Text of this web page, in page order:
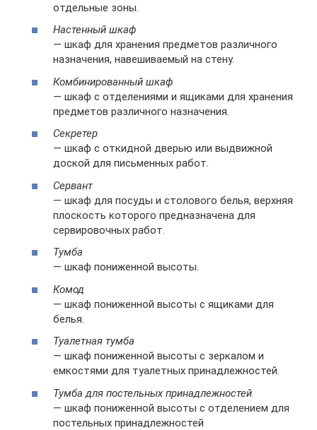
отдельные зоны.
Настенный шкаф
— шкаф для хранения предметов различного
назначения, навешиваемый на стену.
Комбинированный шкаф
— шкаф с отделениями и ящиками для хранения
предметов различного назначения.
Секретер
— шкаф с откидной дверью или выдвижной
доской для письменных работ.
Сервант
— шкаф для посуды и столового белья, верхняя
плоскость которого предназначена для
сервировочных работ.
Тумба
— шкаф пониженной высоты.
Комод
— шкаф пониженной высоты с ящиками для
белья.
Туалетная тумба
— шкаф пониженной высоты с зеркалом и
емкостями для туалетных принадлежностей.
Тумба для постельных принадлежностей
— шкаф пониженной высоты с отделением для
постельных принадлежностей